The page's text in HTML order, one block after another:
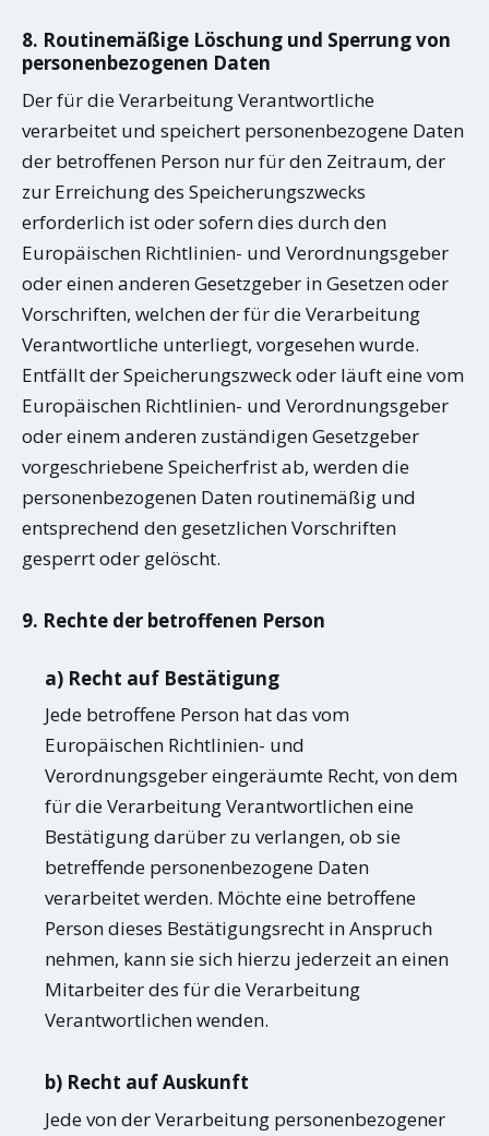
8. Routinemäßige Löschung und Sperrung von
personenbezogenen Daten
Der für die Verarbeitung Verantwortliche
verarbeitet und speichert personenbezogene Daten
der betroffenen Person nur für den Zeitraum, der
zur Erreichung des Speicherungszwecks
erforderlich ist oder sofern dies durch den
Europäischen Richtlinien- und Verordnungsgeber
oder einen anderen Gesetzgeber in Gesetzen oder
Vorschriften, welchen der für die Verarbeitung
Verantwortliche unterliegt, vorgesehen wurde.
Entfällt der Speicherungszweck oder läuft eine vom
Europäischen Richtlinien- und Verordnungsgeber
oder einem anderen zuständigen Gesetzgeber
vorgeschriebene Speicherfrist ab, werden die
personenbezogenen Daten routinemäßig und
entsprechend den gesetzlichen Vorschriften
gesperrt oder gelöscht.
9. Rechte der betroffenen Person
a) Recht auf Bestätigung
Jede betroffene Person hat das vom
Europäischen Richtlinien- und
Verordnungsgeber eingeräumte Recht, von dem
für die Verarbeitung Verantwortlichen eine
Bestätigung darüber zu verlangen, ob sie
betreffende personenbezogene Daten
verarbeitet werden. Möchte eine betroffene
Person dieses Bestätigungsrecht in Anspruch
nehmen, kann sie sich hierzu jederzeit an einen
Mitarbeiter des für die Verarbeitung
Verantwortlichen wenden.
b) Recht auf Auskunft
Jede von der Verarbeitung personenbezogener